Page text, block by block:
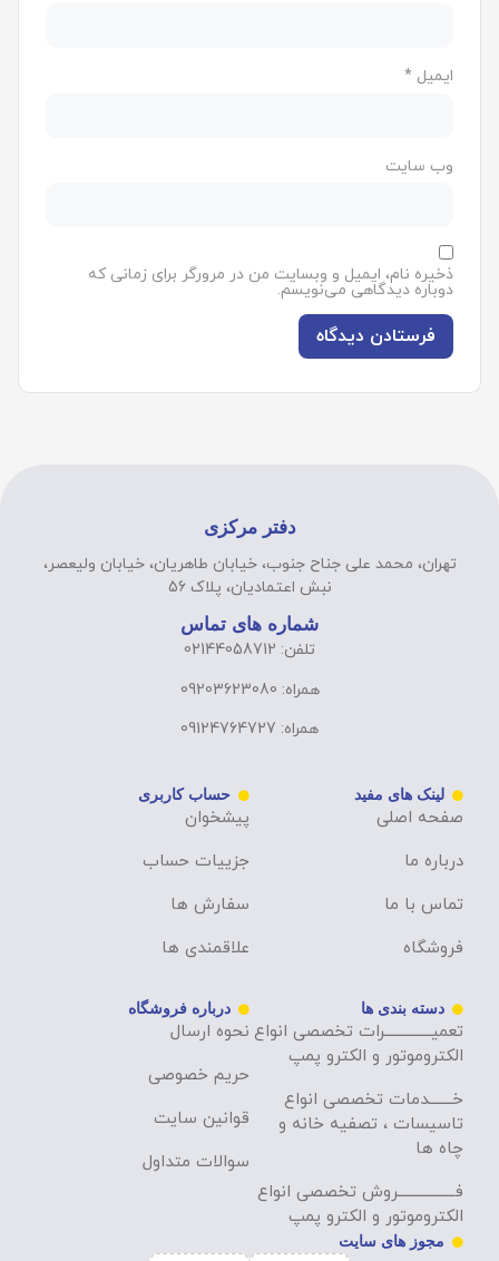
ایمیل *
وب‌ سایت
ذخیره نام، ایمیل و وبسایت من در مرورگر برای زمانی که
دوباره دیدگاهی می‌نویسم.
دفتر مرکزی
تهران، محمد علی جناح جنوب، خیابان طاهریان، خیابان ولیعصر،
نبش اعتمادیان، پلاک 56
شماره های تماس
تلفن: 02144058712
همراه: 09203623080
همراه: 09124764727
لینک های مفید
صفحه اصلی
درباره ما
تماس با ما
فروشگاه
حساب کاربری
پیشخوان
جزییات حساب
سفارش ها
علاقمندی ها
دسته بندی ها
تعمیــــــــــــــرات تخصصی انواع
الکتروموتور و الکترو پمپ
خـــــــدمات تخصصی انواع
تاسیسات ، تصفیه خانه و
چاه ها
فـــــــــــــــــروش تخصصی انواع
الکتروموتور و الکترو پمپ
درباره فروشگاه
نحوه ارسال
حریم خصوصی
قوانین سایت
سوالات متداول
مجوز های سایت